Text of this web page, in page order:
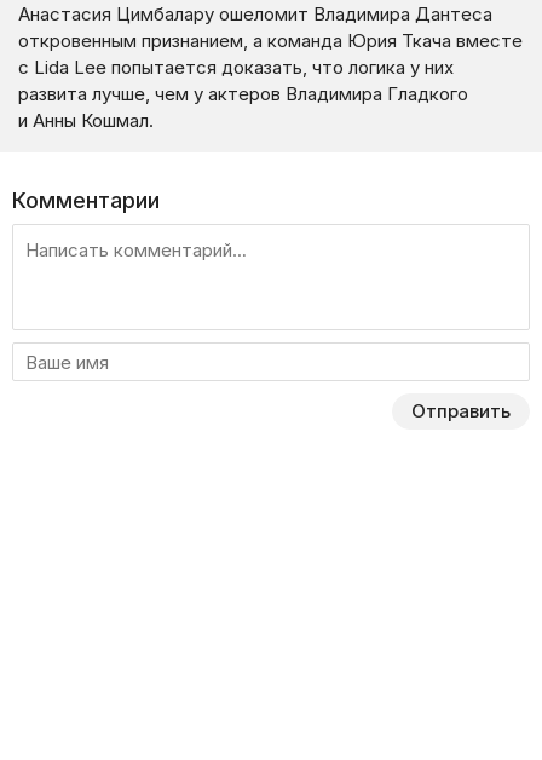
Анастасия Цимбалару ошеломит Владимира Дантеса
откровенным признанием, а команда Юрия Ткача вместе
с Lida Lee попытается доказать, что логика у них
развита лучше, чем у актеров Владимира Гладкого
и Анны Кошмал.
Комментарии
Отправить